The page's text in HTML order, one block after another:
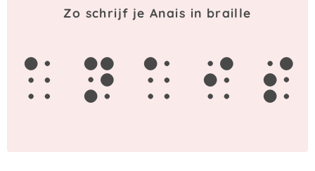
Zo schrijf je Anais in braille
a n a i s